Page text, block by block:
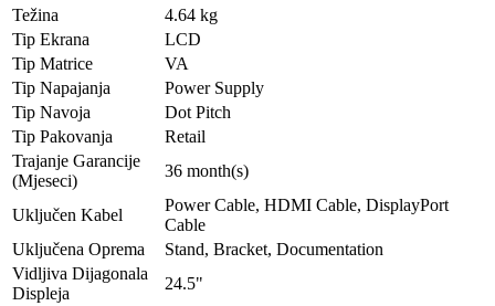
Težina
4.64 kg
Tip Ekrana
LCD
Tip Matrice
VA
Tip Napajanja
Power Supply
Tip Navoja
Dot Pitch
Tip Pakovanja
Retail
Trajanje Garancije
(Mjeseci)
36 month(s)
Uključen Kabel
Power Cable, HDMI Cable, DisplayPort
Cable
Uključena Oprema
Stand, Bracket, Documentation
Vidljiva Dijagonala
Displeja
24.5"